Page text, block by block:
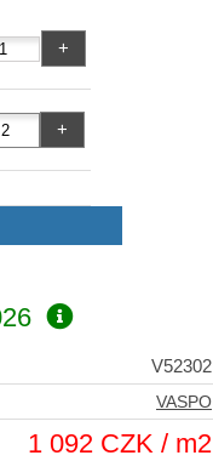
V52302
VASPO
1 092 CZK / m2